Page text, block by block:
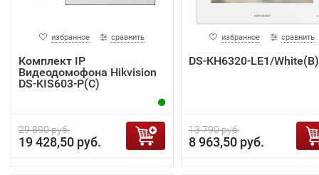
избранное сравнить
Комплект IP
Видеодомофона Hikvision
DS-KIS603-P(C)
29 890 руб.
19 428,50 руб.
избранное сравнить
DS-KH6320-LE1/White(B)
13 790 руб.
8 963,50 руб.